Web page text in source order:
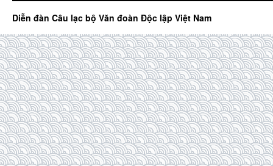
Diễn đàn Câu lạc bộ Văn đoàn Độc lập Việt Nam